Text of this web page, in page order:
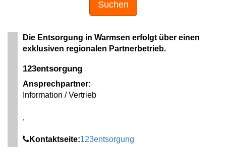
Suchen
Die Entsorgung in Warmsen erfolgt über einen
exklusiven regionalen Partnerbetrieb.
123entsorgung
Ansprechpartner:
Information / Vertrieb
,
Kontaktseite:123entsorgung